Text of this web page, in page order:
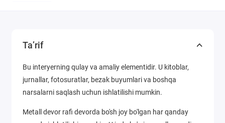
Ta’rif
Bu interyerning qulay va amaliy elementidir. U kitoblar,
jurnallar, fotosuratlar, bezak buyumlari va boshqa
narsalarni saqlash uchun ishlatilishi mumkin.
Metall devor rafi devorda bo'sh joy bo'lgan har qanday